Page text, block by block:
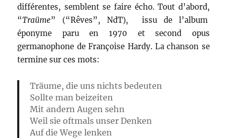
différentes, semblent se faire écho. Tout d’abord,
“Traüme” (“Rêves”, NdT), issu de l’album
éponyme paru en 1970 et second opus
germanophone de Françoise Hardy. La chanson se
termine sur ces mots:
Träume, die uns nichts bedeuten
Sollte man beizeiten
Mit andern Augen sehn
Weil sie oftmals unser Denken
Auf die Wege lenken